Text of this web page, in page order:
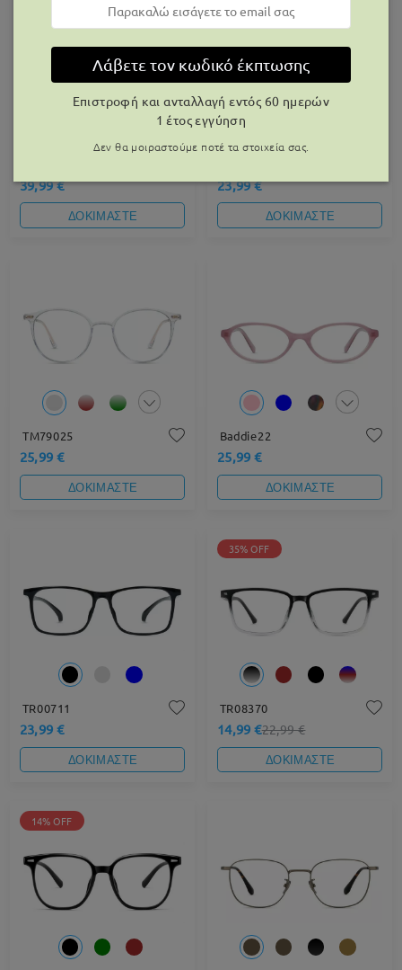
39,99 €
ΔΟΚΙΜΑΣΤΕ
23,99 €
ΔΟΚΙΜΑΣΤΕ
TM79025
25,99 €
ΔΟΚΙΜΑΣΤΕ
Baddie22
25,99 €
ΔΟΚΙΜΑΣΤΕ
TR00711
23,99 €
ΔΟΚΙΜΑΣΤΕ
35% OFF
TR08370
14,99 €22,99 €
ΔΟΚΙΜΑΣΤΕ
14% OFF
Λάβετε τον κωδικό έκπτωσης
Επιστροφή και ανταλλαγή εντός 60 ημερών
1 έτος εγγύηση
Δεν θα μοιραστούμε ποτέ τα στοιχεία σας.